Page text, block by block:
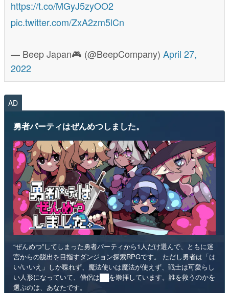
https://t.co/MGyJ5zyOO2
pic.twitter.com/ZxA2zm5lCn
— Beep Japan🎮 (@BeepCompany) April 27,
2022
AD
勇者パーティはぜんめつしました。
“ぜんめつ”してしまった勇者パーティから1人だけ選んで、ともに迷
宮からの脱出を目指すダンジョン探索RPGです。 ただし勇者は「は
い/いいえ」しか喋れず、魔法使いは魔法が使えず、戦士は可愛らし
い人形になっていて、僧侶は██を崇拝しています。誰を救うのかを
選ぶのは、あなたです。